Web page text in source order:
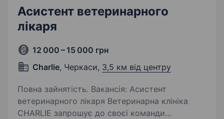
Асистент ветеринарного
лікаря
12 000 – 15 000 грн
Charlie, Черкаси, 3,5 км від центру
Повна зайнятість. Вакансія: Асистент
ветеринарного лікаря Ветеринарна клініка
CHARLIE запрошує до своєї команди